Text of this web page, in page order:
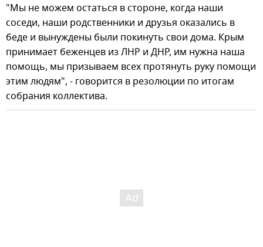
"Мы не можем остаться в стороне, когда наши
соседи, наши родственники и друзья оказались в
беде и вынуждены были покинуть свои дома. Крым
принимает беженцев из ЛНР и ДНР, им нужна наша
помощь, мы призываем всех протянуть руку помощи
этим людям", - говорится в резолюции по итогам
собрания коллектива.